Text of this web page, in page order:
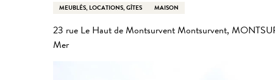
MEUBLÉS, LOCATIONS, GÎTES MAISON
23 rue Le Haut de Montsurvent Montsurvent,
Mer